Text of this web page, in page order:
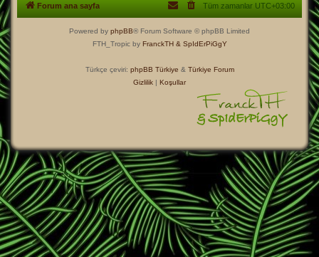
Forum ana sayfa Tüm zamanlar UTC+03:00
Powered by phpBB® Forum Software © phpBB Limited
FTH_Tropic by FranckTH & SpIdErPiGgY
Türkçe çeviri: phpBB Türkiye & Türkiye Forum
Gizlilik | Koşullar